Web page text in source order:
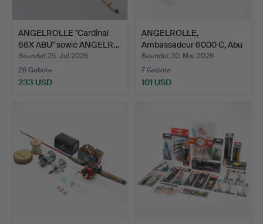
ANGELROLLE "Cardinal
66X ABU" sowie ANGELR…
Beendet 25. Jul 2026
26 Gebote
233 USD
ANGELROLLE,
Ambassadeur 6000 C, Abu
Garcia…
Beendet 30. Mai 2026
7 Gebote
101 USD